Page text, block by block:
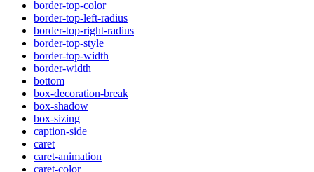
border-top-color
border-top-left-radius
border-top-right-radius
border-top-style
border-top-width
border-width
bottom
box-decoration-break
box-shadow
box-sizing
caption-side
caret
caret-animation
caret-color